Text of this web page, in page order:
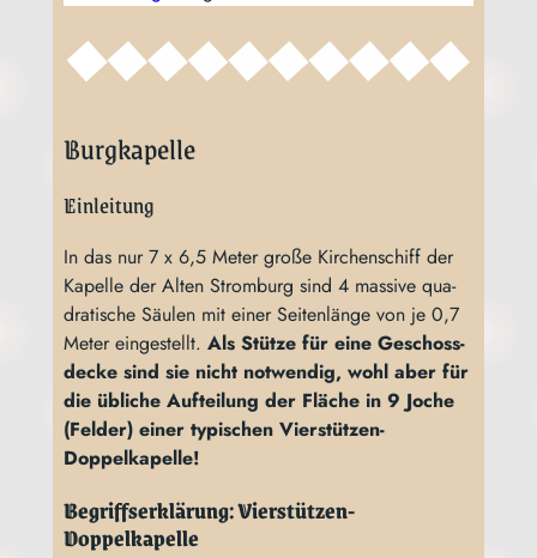
Burgkapelle
Einleitung
In das nur 7 x 6,5 Meter gro­ße Kir­chen­schiff der
Kapel­le der Alten Strom­burg sind 4 mas­si­ve qua­
dra­ti­sche Säu­len mit einer Sei­ten­län­ge von je 0,7
Meter ein­ge­stellt. Als Stüt­ze für eine Geschoss­
de­cke sind sie nicht not­wen­dig, wohl aber für
die übli­che Auf­tei­lung der Flä­che in 9 Joche
(Fel­der) einer typi­schen Vierstützen-
Doppelkapelle!
Begriffserklärung: Vierstützen-
Doppelkapelle